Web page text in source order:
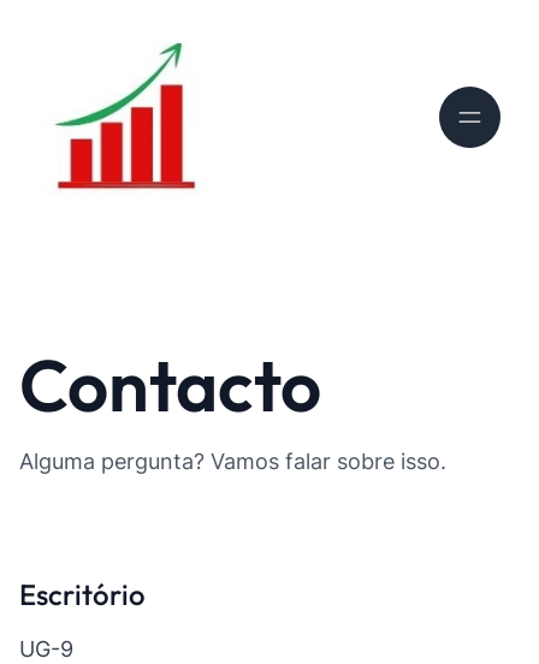
Contacto
Alguma pergunta? Vamos falar sobre isso.
Escritório
UG-9